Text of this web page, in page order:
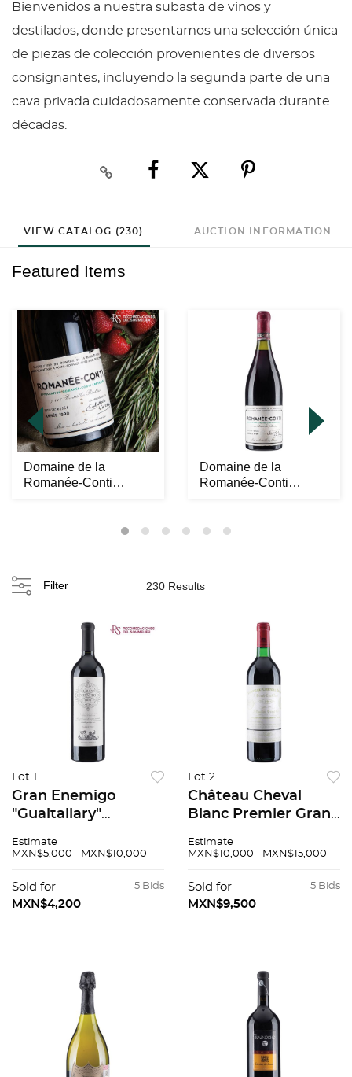
Bienvenidos a nuestra subasta de vinos y
destilados, donde presentamos una selección única
de piezas de colección provenientes de diversos
consignantes, incluyendo la segunda parte de una
cava privada cuidadosamente conservada durante
décadas.
VIEW CATALOG (230) AUCTION INFORMATION
Featured Items
Domaine de la
Romanée-Conti
Domaine de la
Romanée-Conti
Filter 230 Results
Lot 1
Gran Enemigo
"Gualtallary"
Mendoza, Argentina
100 / 100
Estimate
MXN$5,000 - MXN$10,000
5 Bids
Sold for
MXN$4,200
Lot 2
Château Cheval
Blanc Premier Grand
Cosecha: 1986 Saint-
Nivel: llenado alto 94
/ 100
Estimate
MXN$10,000 - MXN$15,000
5 Bids
Sold for
MXN$9,500